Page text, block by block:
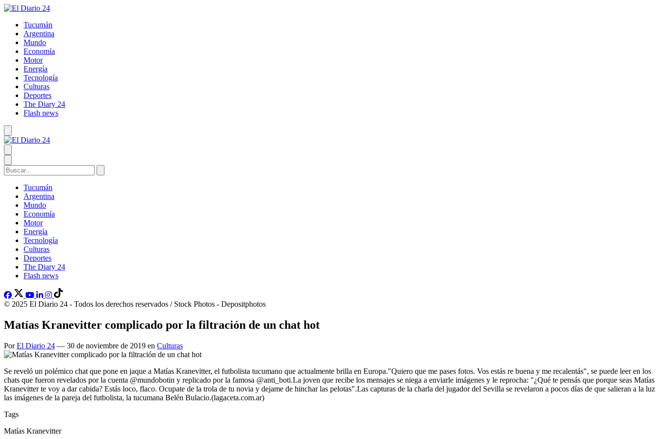
Tucumán
Argentina
Mundo
Economía
Motor
Energía
Tecnología
Culturas
Deportes
The Diary 24
Flash news
Tucumán
Argentina
Mundo
Economía
Motor
Energía
Tecnología
Culturas
Deportes
The Diary 24
Flash news
© 2025 El Diario 24 - Todos los derechos reservados / Stock Photos - Depositphotos
Matías Kranevitter complicado por la filtración de un chat hot
PorEl Diario 24 — 30 de noviembre de 2019 en Culturas
Se reveló un polémico chat que pone en jaque a Matías Kranevitter, el futbolista tucumano que actualmente brilla en Europa."Quiero que me pases fotos. Vos estás re buena y me recalentás", se puede leer en los
chats que fueron revelados por la cuenta @mundobotin y replicado por la famosa @anti_boti.La joven que recibe los mensajes se niega a enviarle imágenes y le reprocha: "¿Qué te pensás que porque seas Matías
Kranevitter te voy a dar cabida? Estás loco, flaco. Ocupate de la trola de tu novia y dejame de hinchar las pelotas".Las capturas de la charla del jugador del Sevilla se revelaron a pocos días de que salieran a la luz
las imágenes de la pareja del futbolista, la tucumana Belén Bulacio.(lagaceta.com.ar)
Tags
Matías Kranevitter